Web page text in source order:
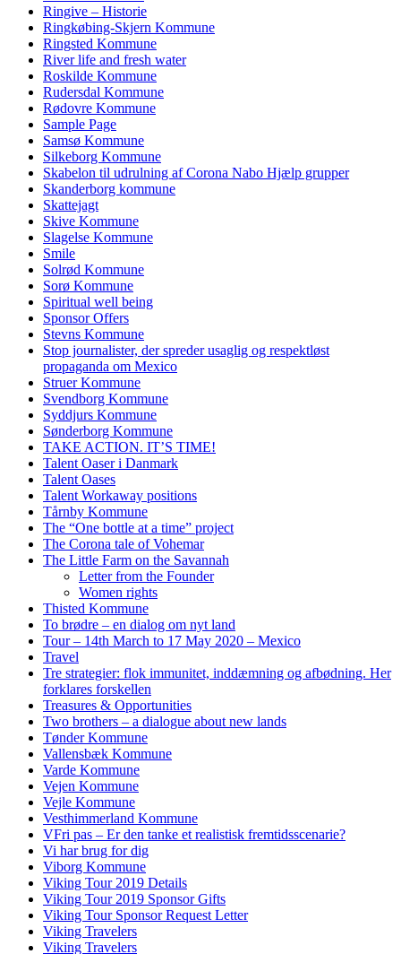
Ringive – Historie
Ringkøbing-Skjern Kommune
Ringsted Kommune
River life and fresh water
Roskilde Kommune
Rudersdal Kommune
Rødovre Kommune
Sample Page
Samsø Kommune
Silkeborg Kommune
Skabelon til udrulning af Corona Nabo Hjælp grupper
Skanderborg kommune
Skattejagt
Skive Kommune
Slagelse Kommune
Smile
Solrød Kommune
Sorø Kommune
Spiritual well being
Sponsor Offers
Stevns Kommune
Stop journalister, der spreder usaglig og respektløst
propaganda om Mexico
Struer Kommune
Svendborg Kommune
Syddjurs Kommune
Sønderborg Kommune
TAKE ACTION. IT’S TIME!
Talent Oaser i Danmark
Talent Oases
Talent Workaway positions
Tårnby Kommune
The “One bottle at a time” project
The Corona tale of Vohemar
The Little Farm on the Savannah
Letter from the Founder
Women rights
Thisted Kommune
To brødre – en dialog om nyt land
Tour – 14th March to 17 May 2020 – Mexico
Travel
Tre strategier: flok immunitet, inddæmning og afbødning. Her
forklares forskellen
Treasures & Opportunities
Two brothers – a dialogue about new lands
Tønder Kommune
Vallensbæk Kommune
Varde Kommune
Vejen Kommune
Vejle Kommune
Vesthimmerland Kommune
VFri pas – Er den tanke et realistisk fremtidsscenarie?
Vi har brug for dig
Viborg Kommune
Viking Tour 2019 Details
Viking Tour 2019 Sponsor Gifts
Viking Tour Sponsor Request Letter
Viking Travelers
Viking Travelers